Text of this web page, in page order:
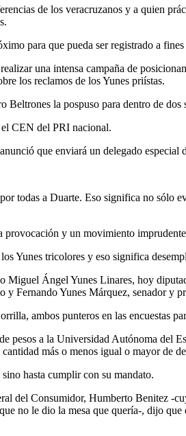
de los veracruzanos y a quien
para que pueda ser registrado a
una intensa campaña de
los reclamos de los Yunes priístas.
la pospuso para dentro de dos
CEN del PRI nacional.
que enviará un delegado especial
todas a Duarte. Eso significa no sólo
y un movimiento
Yunes tricolores y eso significa
Ángel Yunes Linares, hoy
Fernando Yunes Márquez, senador y
ambos punteros en las encuestas
a la Universidad Autónoma del
más o menos igual o mayor de
hasta cumplir con su mandato.
del Consumidor, Humberto Benitez -
no le dio la mesa que quería-, dijo